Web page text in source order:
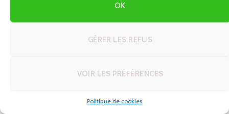
OK
GÉRER LES REFUS
VOIR LES PRÉFÉRENCES
Politique de cookies
avec un peu de sel, un morceau d’oignon et une feuille de
laurier si vous en avez. Une fois cuit, effilochez la viande à
la fourchette. Mélangez-la avec votre sauce tomate-
avec du sel et la matière grasse. Ajoutez progressivement